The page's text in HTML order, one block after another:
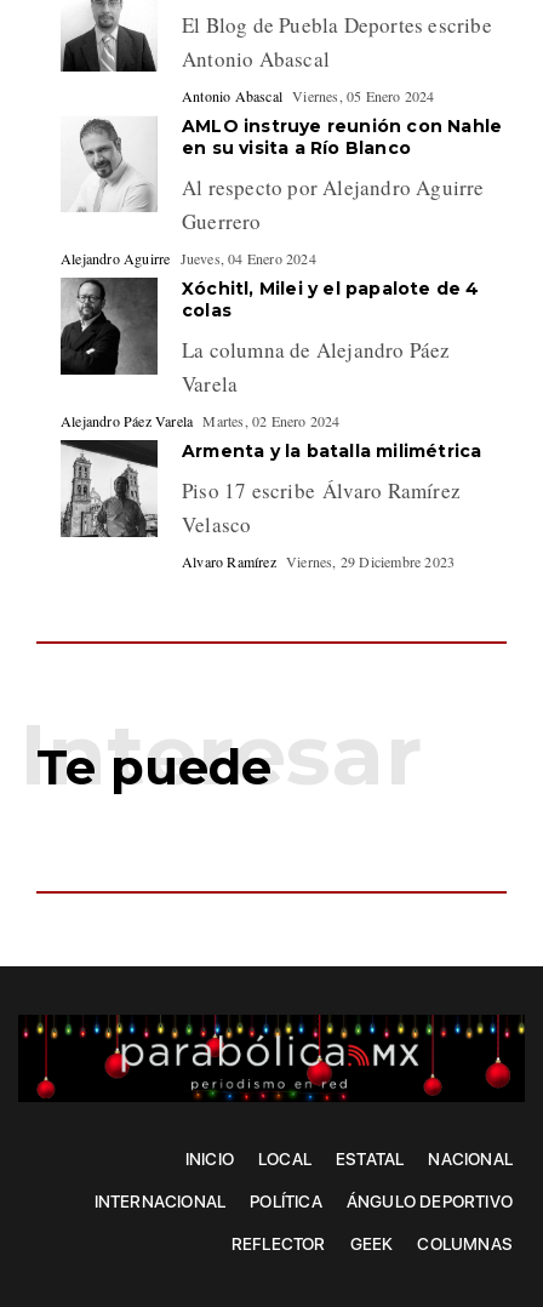
El Blog de Puebla Deportes escribe
Antonio Abascal
Antonio Abascal Viernes, 05 Enero 2024
AMLO instruye reunión con Nahle
en su visita a Río Blanco
Al respecto por Alejandro Aguirre
Guerrero
Alejandro Aguirre Jueves, 04 Enero 2024
Xóchitl, Milei y el papalote de 4
colas
La columna de Alejandro Páez
Varela
Alejandro Páez Varela Martes, 02 Enero 2024
Armenta y la batalla milimétrica
Piso 17 escribe Álvaro Ramírez
Velasco
Alvaro Ramírez Viernes, 29 Diciembre 2023
Te puede
INICIO LOCAL ESTATAL NACIONAL
INTERNACIONAL POLÍTICA ÁNGULO DEPORTIVO
REFLECTOR GEEK COLUMNAS